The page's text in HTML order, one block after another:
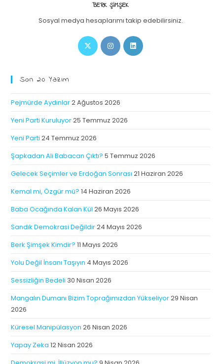
BERK ŞIMŞEK
Sosyal medya hesaplarımı takip edebilirsiniz.
Son 20 Yazım
Pejmürde Aydınlar2 Ağustos 2026
Yeni Parti Kuruluyor25 Temmuz 2026
Yeni Parti 24 Temmuz 2026
Şapkadan Ali Babacan Çıktı? 5 Temmuz 2026
Gelecek Seçimler ve Erdoğan Sonrası 21 Haziran 2026
Kemal mi, Özgür mü? 14 Haziran 2026
Baba Ocağında Kalan Kül 26 Mayıs 2026
Sandık Demokrasi Değildir24 Mayıs 2026
Berk Şimşek Kimdir? 11 Mayıs 2026
Yolu Değil İnsanı Taşıyın 4 Mayıs 2026
Sessizliğin Bedeli 30 Nisan 2026
Mangalın Dumanı Bizim Toprağımızdan Yükseliyor29 Nisan
2026
Küresel Manipülasyon 26 Nisan 2026
Yapay Zeka 12 Nisan 2026